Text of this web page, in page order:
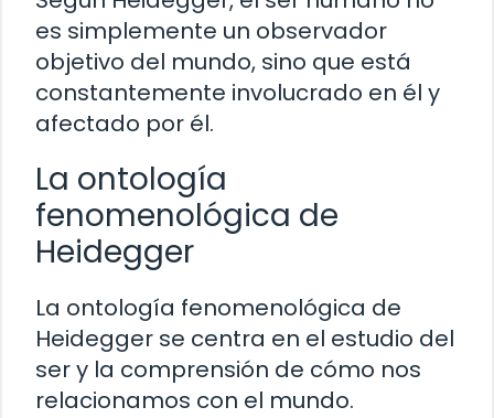
es simplemente un observador
objetivo del mundo, sino que está
constantemente involucrado en él y
afectado por él.
La ontología
fenomenológica de
Heidegger
La ontología fenomenológica de
Heidegger se centra en el estudio del
ser y la comprensión de cómo nos
relacionamos con el mundo.